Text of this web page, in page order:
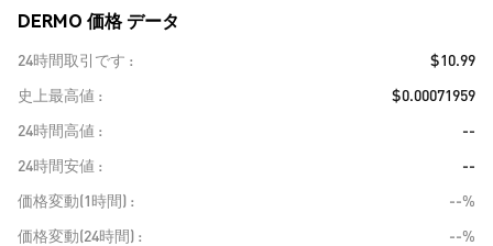
DERMO 価格 データ
24時間取引です
$10.99
史上最高値
$0.00071959
24時間高値
--
24時間安値
--
価格変動(1時間)
--%
価格変動(24時間)
--%